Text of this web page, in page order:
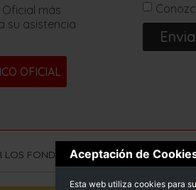
Oficial más
su asistencia
OFICIAL
FONDOS NEXT GENERATION (EU)
Aceptación de
Esta web utiliza cookies para